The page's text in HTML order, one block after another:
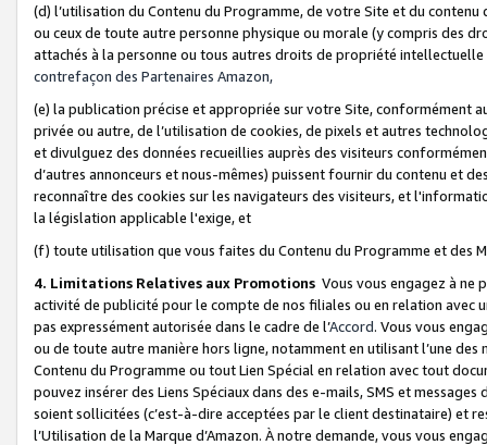
(d) l’utilisation du Contenu du Programme, de votre Site et du
ou ceux de toute autre personne physique ou morale (y compris des
attachés à la personne ou tous autres droits de propriété
contrefaçon des Partenaires Amazon,
(e) la publication précise et appropriée sur votre Site, conformément
privée ou autre, de l’utilisation de cookies, de pixels et autres
et divulguez des données recueillies auprès des visiteurs
d’autres annonceurs et nous-mêmes) puissent fournir du contenu et
reconnaître des cookies sur les navigateurs des visiteurs, et
la législation applicable l'exige, et
(f) toute utilisation que vous faites du Contenu du Programme et des
4. Limitations Relatives aux Promotions Vous vous engagez à ne
activité de publicité pour le compte de nos filiales ou en relation avec
pas expressément autorisée dans le cadre de l’Accord. Vous vous
ou de toute autre manière hors ligne, notamment en utilisant l’une
Contenu du Programme ou tout Lien Spécial en relation avec tout
pouvez insérer des Liens Spéciaux dans des e-mails, SMS et
soient sollicitées (c’est-à-dire acceptées par le client destinataire) et
l’Utilisation de la Marque d’Amazon. À notre demande, vous vous